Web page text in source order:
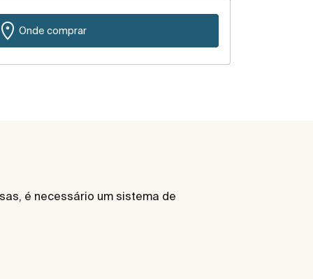
Onde comprar
é necessário um sistema de